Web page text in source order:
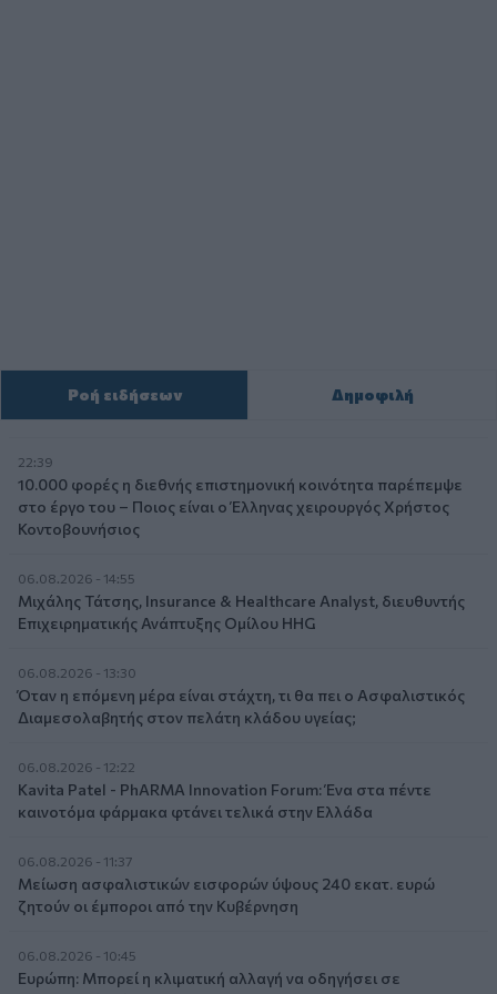
Ροή ειδήσεων Δημοφιλή
22:39
10.000 φορές η διεθνής επιστημονική κοινότητα παρέπεμψε
στο έργο του – Ποιος είναι ο Έλληνας χειρουργός Χρήστος
Κοντοβουνήσιος
06.08.2026 - 14:55
Μιχάλης Τάτσης, Insurance & Healthcare Analyst, διευθυντής
Επιχειρηματικής Ανάπτυξης Ομίλου HHG
06.08.2026 - 13:30
Όταν η επόμενη μέρα είναι στάχτη, τι θα πει ο Ασφαλιστικός
Διαμεσολαβητής στον πελάτη κλάδου υγείας;
06.08.2026 - 12:22
Kavita Patel - PhARMA Innovation Forum: Ένα στα πέντε
καινοτόμα φάρμακα φτάνει τελικά στην Ελλάδα
06.08.2026 - 11:37
Μείωση ασφαλιστικών εισφορών ύψους 240 εκατ. ευρώ
ζητούν οι έμποροι από την Κυβέρνηση
06.08.2026 - 10:45
Ευρώπη: Μπορεί η κλιματική αλλαγή να οδηγήσει σε